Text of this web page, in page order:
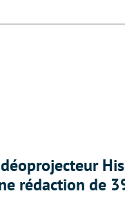
rédaction de